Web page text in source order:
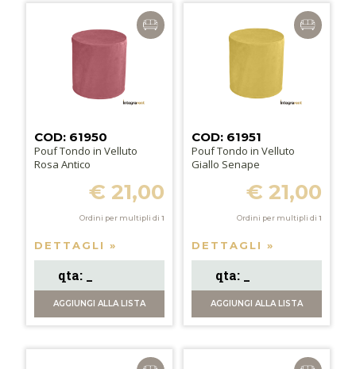
COD: 61950
Pouf Tondo in Velluto
Rosa Antico
€ 21,00
Ordini per multipli di 1
DETTAGLI »
AGGIUNGIALLA LISTA
COD: 61951
Pouf Tondo in Velluto
Giallo Senape
€ 21,00
Ordini per multipli di 1
DETTAGLI »
AGGIUNGI ALLA LISTA